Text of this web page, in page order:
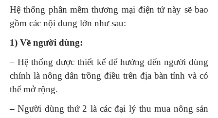
Hệ thống phần mềm thương mại điện tử này sẽ bao
gồm các nội dung lớn như sau:
1) Về người dùng:
– Hệ thống được thiết kế để hướng đến người dùng
chính là nông dân trồng điều trên địa bàn tỉnh và có
thể mở rộng.
– Người dùng thứ 2 là các đại lý thu mua nông sản